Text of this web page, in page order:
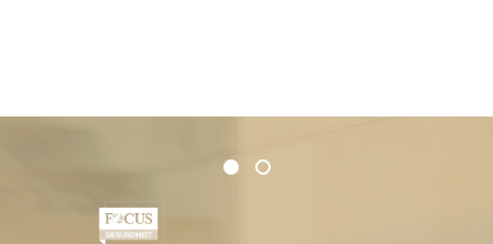
Zertifikate und Verbände
1 2